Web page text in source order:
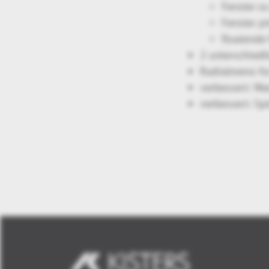
Fenster
Fenster
floatende
2
Radialmenü
verbessert:
verbessert: